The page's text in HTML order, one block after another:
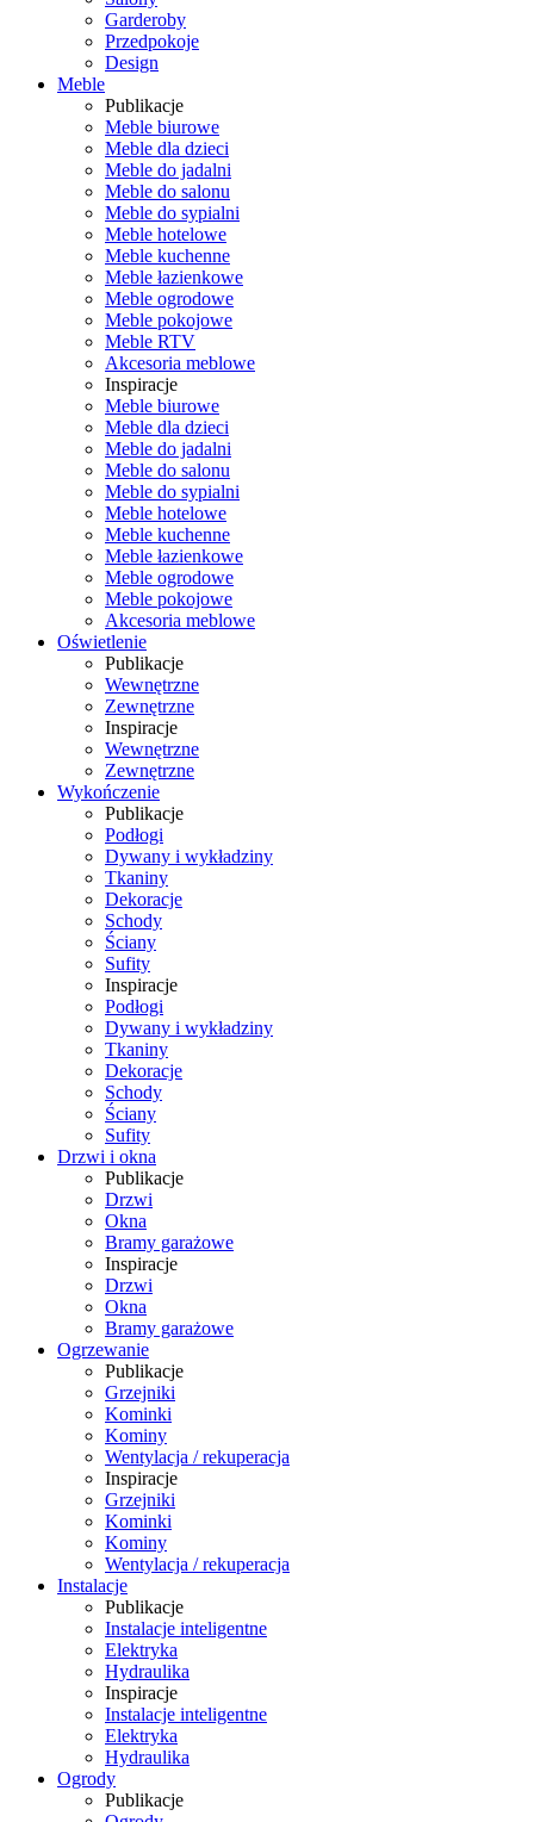
Garderoby
Przedpokoje
Design
Meble
Publikacje
Meble biurowe
Meble dla dzieci
Meble do jadalni
Meble do salonu
Meble do sypialni
Meble hotelowe
Meble kuchenne
Meble łazienkowe
Meble ogrodowe
Meble pokojowe
Meble RTV
Akcesoria meblowe
Inspiracje
Meble biurowe
Meble dla dzieci
Meble do jadalni
Meble do salonu
Meble do sypialni
Meble hotelowe
Meble kuchenne
Meble łazienkowe
Meble ogrodowe
Meble pokojowe
Akcesoria meblowe
Oświetlenie
Publikacje
Wewnętrzne
Zewnętrzne
Inspiracje
Wewnętrzne
Zewnętrzne
Wykończenie
Publikacje
Podłogi
Dywany i wykładziny
Tkaniny
Dekoracje
Schody
Ściany
Sufity
Inspiracje
Podłogi
Dywany i wykładziny
Tkaniny
Dekoracje
Schody
Ściany
Sufity
Drzwi i okna
Publikacje
Drzwi
Okna
Bramy garażowe
Inspiracje
Drzwi
Okna
Bramy garażowe
Ogrzewanie
Publikacje
Grzejniki
Kominki
Kominy
Wentylacja / rekuperacja
Inspiracje
Grzejniki
Kominki
Kominy
Wentylacja / rekuperacja
Instalacje
Publikacje
Instalacje inteligentne
Elektryka
Hydraulika
Inspiracje
Instalacje inteligentne
Elektryka
Hydraulika
Ogrody
Publikacje